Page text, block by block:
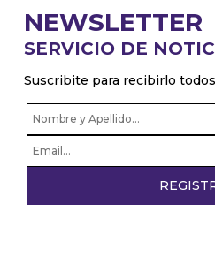
NEWSLETTER
SERVICIO DE
Suscribite para recibirlo